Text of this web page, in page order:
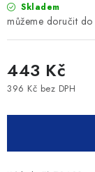
Skladem
443 Kč
396 Kč bez DPH